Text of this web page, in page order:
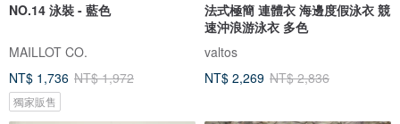
NO.14 泳裝 - 藍色
MAILLOT CO.
NT$ 1,736 NT$ 1,972
獨家販售
法式極簡 連體衣 海邊度假泳衣 競
速沖浪游泳衣 多色
valtos
NT$ 2,269 NT$ 2,836